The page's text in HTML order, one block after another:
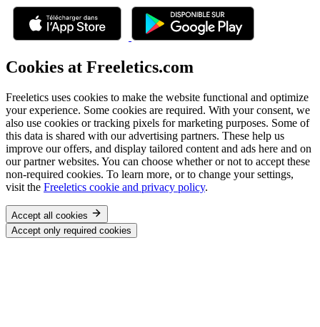
Cookies at Freeletics.com
Freeletics uses cookies to make the website functional and optimize
your experience. Some cookies are required. With your consent, we
also use cookies or tracking pixels for marketing purposes. Some of
this data is shared with our advertising partners. These help us
improve our offers, and display tailored content and ads here and on
our partner websites. You can choose whether or not to accept these
non-required cookies. To learn more, or to change your settings,
visit the Freeletics cookie and privacy policy.
Accept all cookies
Accept only required cookies